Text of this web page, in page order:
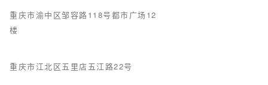
重庆市渝中区邹容路118号都市广场12
楼
重庆市江北区五里店五江路22号